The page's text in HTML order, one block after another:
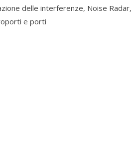
delle interferenze, Noise Radar,
e porti